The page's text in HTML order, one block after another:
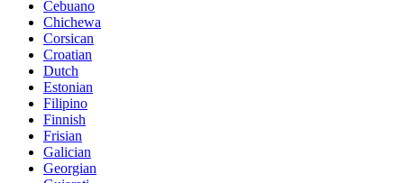
Cebuano
Chichewa
Corsican
Croatian
Dutch
Estonian
Filipino
Finnish
Frisian
Galician
Georgian